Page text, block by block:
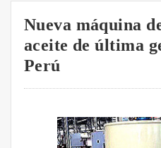
Nueva máquina
aceite de última
Perú